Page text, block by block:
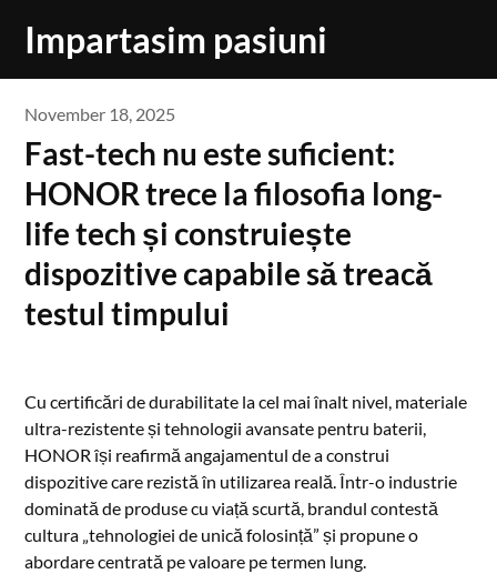
Impartasim pasiuni
November 18, 2025
Fast-tech nu este suficient:
HONOR trece la filosofia long-
life tech și construiește
dispozitive capabile să treacă
testul timpului
Cu certificări de durabilitate la cel mai înalt nivel, materiale
ultra-rezistente și tehnologii avansate pentru baterii,
HONOR își reafirmă angajamentul de a construi
dispozitive care rezistă în utilizarea reală. Într-o industrie
dominată de produse cu viață scurtă, brandul contestă
cultura „tehnologiei de unică folosință” și propune o
abordare centrată pe valoare pe termen lung.